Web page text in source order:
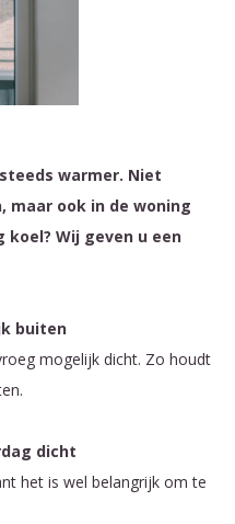
warmer. Niet
maar ook in de woning
Wij geven u een
buiten
mogelijk dicht. Zo houdt
dicht
het is wel belangrijk om te